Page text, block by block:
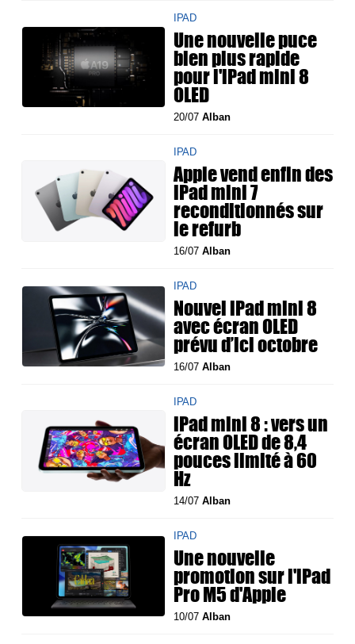
IPAD
Une nouvelle puce
bien plus rapide
pour l'iPad mini 8
OLED
20/07Alban
IPAD
Apple vend enfin des
iPad mini 7
reconditionnés sur
le refurb
16/07Alban
IPAD
Nouvel iPad mini 8
avec écran OLED
prévu d’ici octobre
16/07Alban
IPAD
iPad mini 8 : vers un
écran OLED de 8,4
pouces limité à 60
Hz
14/07Alban
IPAD
Une nouvelle
promotion sur l'iPad
Pro M5 d'Apple
10/07Alban